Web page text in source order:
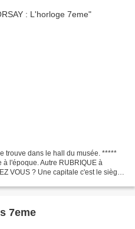
trouve dans le hall du musée. *****
l'époque. Autre RUBRIQUE à
VOUS ? Une capitale c'est le siège
7eme